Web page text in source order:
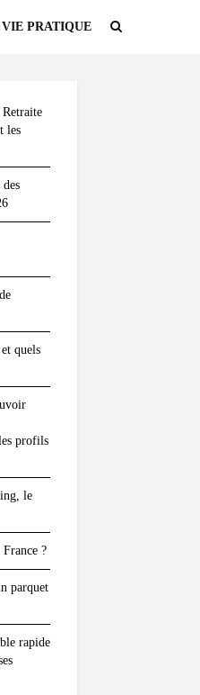
VIE PRATIQUE
Retraite
les
quels
profils
le
?
parquet
rapide